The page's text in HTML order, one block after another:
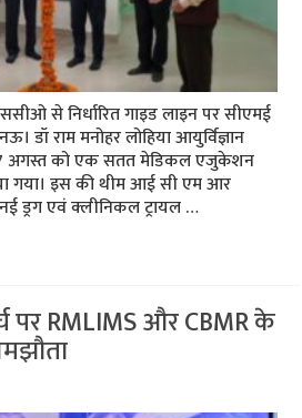
से निर्धारित गाइड लाइन पर सीएमई
डॉ राम मनोहर लोहिया आयुर्विज्ञान
7 अगस्त को एक सतत मेडिकल एजुकेशन
गया। इस की थीम आई सी एम आर
ड्रग एवं क्लीनिकल ट्रायल …
पर RMLIMS और CBMR के